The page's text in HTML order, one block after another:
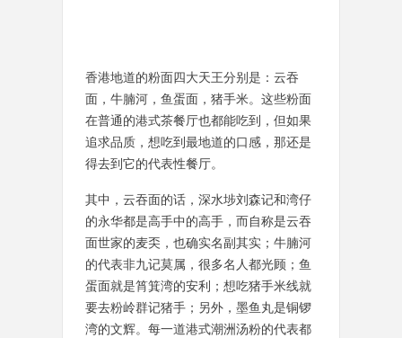
香港地道的粉面四大天王分别是：云吞
面，牛腩河，鱼蛋面，猪手米。这些粉面
在普通的港式茶餐厅也都能吃到，但如果
追求品质，想吃到最地道的口感，那还是
得去到它的代表性餐厅。
其中，云吞面的话，深水埗刘森记和湾仔
的永华都是高手中的高手，而自称是云吞
面世家的麦奀，也确实名副其实；牛腩河
的代表非九记莫属，很多名人都光顾；鱼
蛋面就是筲箕湾的安利；想吃猪手米线就
要去粉岭群记猪手；另外，墨鱼丸是铜锣
湾的文辉。每一道港式潮洲汤粉的代表都